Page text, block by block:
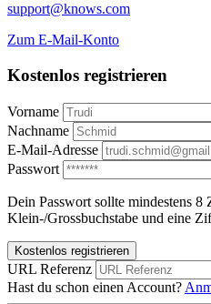
support@knows.com
Zum E-Mail-Konto
Kostenlos registrieren
Vorname
Nachname
E-Mail-Adresse
Passwort
Dein Passwort sollte mindestens 8
Klein-/Grossbuchstabe und eine
Kostenlos registrieren
URL Referenz
Hast du schon einen Account?